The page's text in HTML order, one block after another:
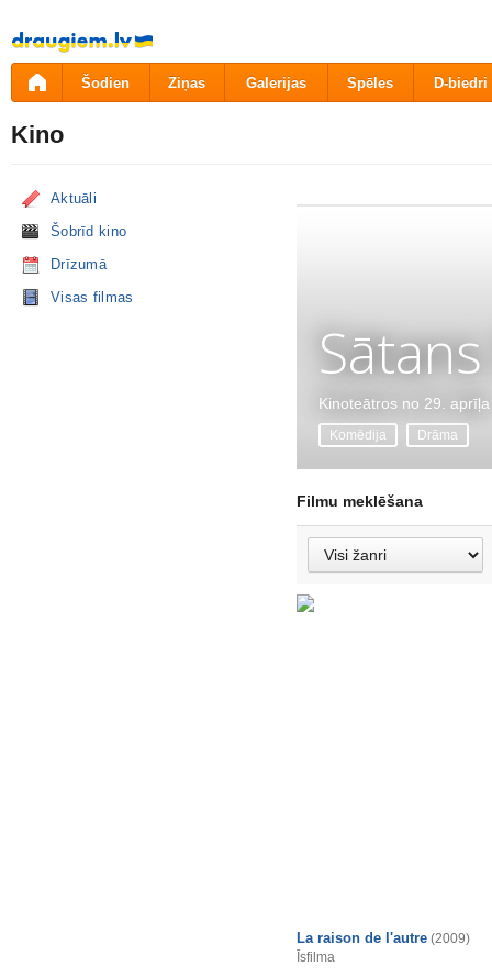
Pāriet
uz
saturu
Šodien Ziņas Galerijas Spēles D-biedri
Kino
Aktuāli
Šobrīd kino
Drīzumā
Visas filmas
Kinoteātros no 29. aprīļa
Komēdija Drāma
Filmu meklēšana
La raison de l'autre (2009)
Īsfilma